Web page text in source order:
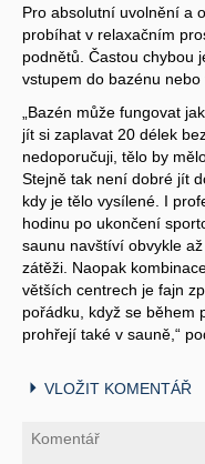
Pro absolutní uvolnění a
probíhat v relaxačním
podnětů. Častou chybou
vstupem do bazénu nebo
„Bazén může fungovat
jít si zaplavat 20 délek
nedoporučuji, tělo by
Stejně tak není dobré jít
kdy je tělo vysílené. I
hodinu po ukončení
saunu navštíví obvykle
zátěži. Naopak
větších centrech je fajn
pořádku, když se během
prohřejí také v sauně,“
VLOŽIT KOMENTÁŘ